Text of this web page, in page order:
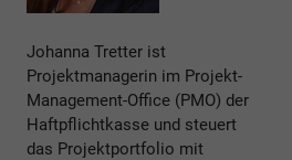
Johanna Tretter ist
Projektmanagerin im Projekt-
Management-Office (PMO) der
Haftpflichtkasse und steuert
das Projektportfolio mit